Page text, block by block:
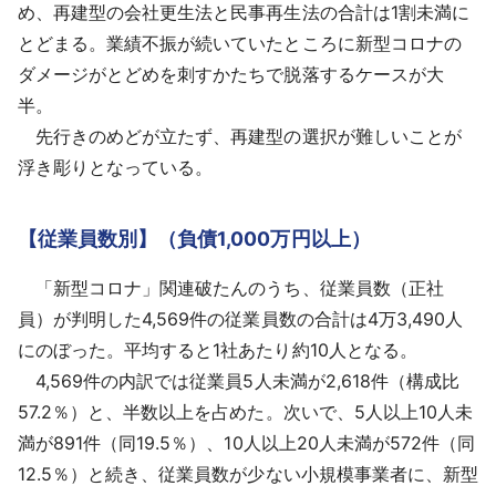
め、再建型の会社更生法と民事再生法の合計は1割未満に
とどまる。業績不振が続いていたところに新型コロナの
ダメージがとどめを刺すかたちで脱落するケースが大
半。
先行きのめどが立たず、再建型の選択が難しいことが
浮き彫りとなっている。
【従業員数別】（負債1,000万円以上）
「新型コロナ」関連破たんのうち、従業員数（正社
員）が判明した4,569件の従業員数の合計は4万3,490人
にのぼった。平均すると1社あたり約10人となる。
4,569件の内訳では従業員5人未満が2,618件（構成比
57.2％）と、半数以上を占めた。次いで、5人以上10人未
満が891件（同19.5％）、10人以上20人未満が572件（同
12.5％）と続き、従業員数が少ない小規模事業者に、新型